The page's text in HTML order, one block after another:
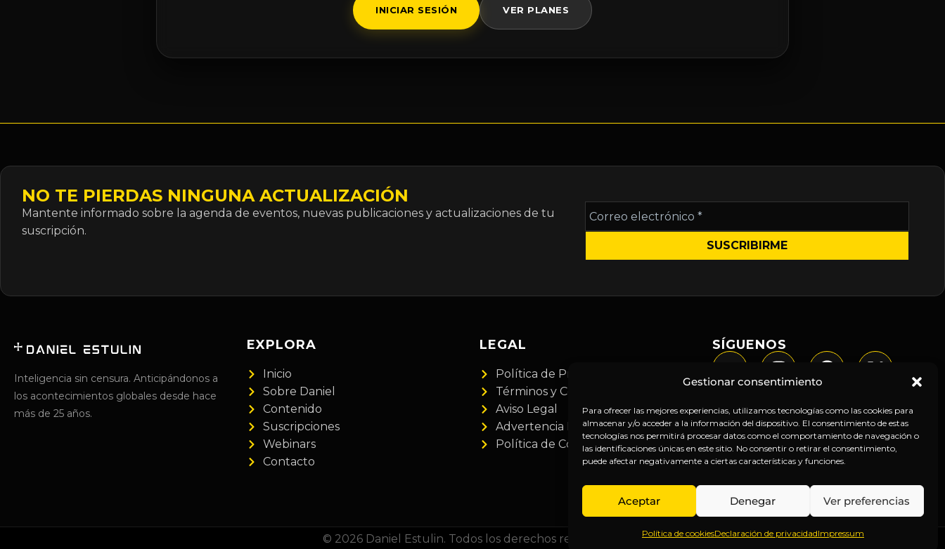
Gestionar consentimiento
Para ofrecer las mejores experiencias, utilizamos tecnologías como las cookies para
almacenar y/o acceder a la información del dispositivo. El consentimiento de estas
tecnologías nos permitirá procesar datos como el comportamiento de navegación o
las identificaciones únicas en este sitio. No consentir o retirar el consentimiento,
puede afectar negativamente a ciertas características y funciones.
Aceptar Denegar Ver preferencias
Política de cookiesDeclaración de privacidadImpressum
INICIAR SESIÓN VER PLANES
NO TE PIERDAS NINGUNA ACTUALIZACIÓN
Mantente informado sobre la agenda de eventos, nuevas publicaciones y actualizaciones de tu
suscripción.
Correo
electrónico
*
Inteligencia sin censura. Anticipándonos a
los acontecimientos globales desde hace
más de 25 años.
EXPLORA
Inicio
Sobre Daniel
Contenido
Suscripciones
Webinars
Contacto
LEGAL
Política de Privacidad
Términos y Condiciones
Aviso Legal
Advertencia Financiera
Política de Cookies
SÍGUENOS
© 2026 Daniel Estulin. Todos los derechos reservados.